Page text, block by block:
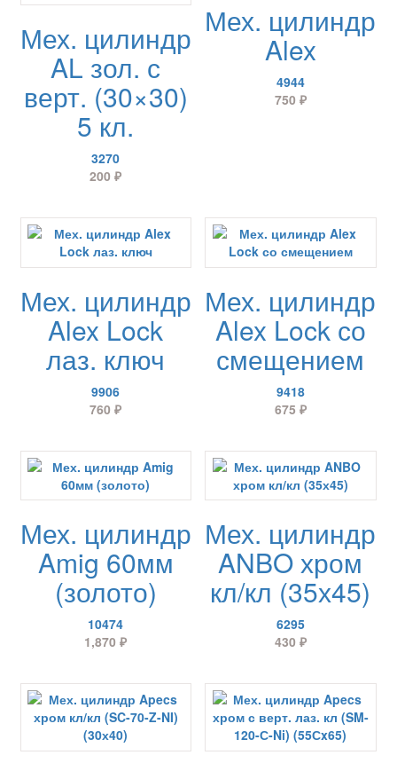
Мех. цилиндр
AL зол. с
верт. (30×30)
5 кл.
3270
200₽
Мех. цилиндр
Alex
4944
750 ₽
Мех. цилиндр
Alex Lock
лаз. ключ
9906
760₽
Мех. цилиндр
Alex Lock со
смещением
9418
675 ₽
Мех. цилиндр
Amig 60мм
(золото)
10474
1,870₽
Мех. цилиндр
ANBO хром
кл/кл (35х45)
6295
430 ₽